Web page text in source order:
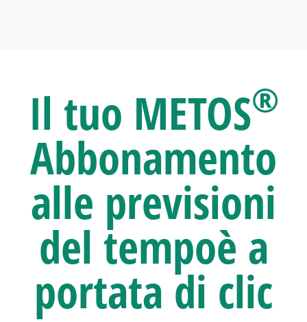
Il tuo METOS®
Abbonamento
alle previsioni
del tempoè a
portata di clic